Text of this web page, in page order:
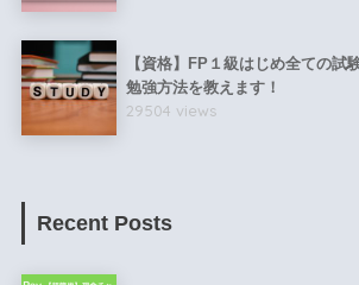
【資格】FP１級はじめ全ての試
勉強方法を教えます！
29504 views
Recent Posts